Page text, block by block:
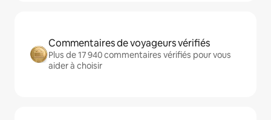
Commentaires de voyageurs vérifiés
Plus de 17 940 commentaires vérifiés pour vous
aider à choisir